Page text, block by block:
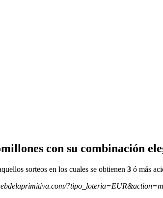
con su combinación
sorteos en los cuales se obtienen 3 ó más